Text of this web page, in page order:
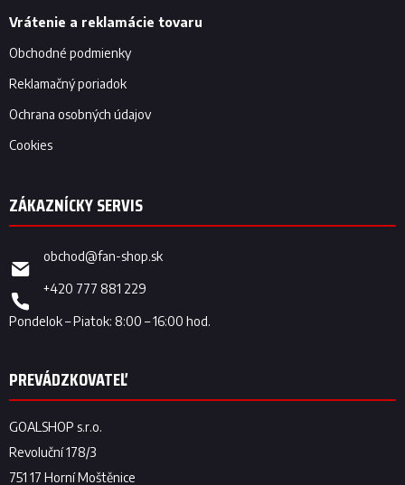
Vrátenie a reklamácie tovaru
Obchodné podmienky
Reklamačný poriadok
Ochrana osobných údajov
Cookies
obchod@fan-shop.sk
+420 777 881 229